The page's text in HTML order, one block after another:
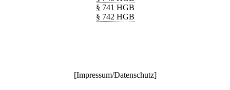
§ 741 HGB
§ 742 HGB
[Impressum/Datenschutz]